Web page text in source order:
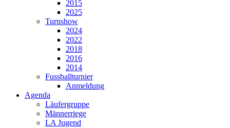
2015
2025
Turnshow
2024
2022
2018
2016
2014
Fussballturnier
Anmeldung
Agenda
Läufergruppe
Männerriege
LA Jugend